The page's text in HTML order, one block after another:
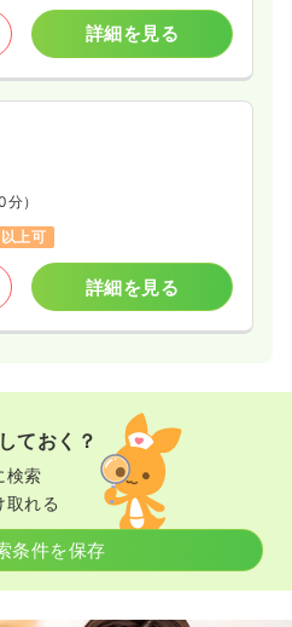
詳細を見る
分）
上可
詳細を見る
ておく？
検索
取れる
条件を保存